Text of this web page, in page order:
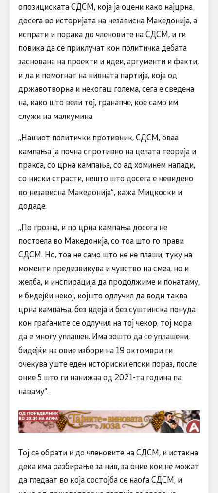
опозициската СДСМ, која ја оцени како најцрна
досега во историјата на независна Македонија, а
испрати и порака до членовите на СДСМ, и ги
повика да се приклучат кон политичка дебата
заснована на проекти и идеи, аргументи и факти,
и да и помогнат на нивната партија, која од
државотворна и некогаш голема, сега е сведена
на, како што вели тој, гранапче, кое само им
служи на малкумина.
,,Нашиот политички противник, СДСМ, оваа
кампања ја почна спротивно на целата теорија и
пракса, со црна кампања, со ад хоминем напади,
со ниски страсти, нешто што досега е невидено
во независна Македонија“, кажа Мицкоски и
додаде:
,,По грозна, и по црна кампања досега не
постоела во Македонија, со тоа што го прави
СДСМ. Но, тоа не само што не не плаши, туку на
моменти предизвикува и чувство на смеа, но и
желба, и инспирација да продолжиме и понатаму,
и бидејќи некој, којшто одлучил да води таква
црна кампања, без идеја и без суштинска понуда
кон граѓаните се одлучил на тој чекор, тој мора
да е многу уплашен. Има зошто да се уплашени,
бидејќи на овие избори на 19 октомври ги
очекува уште еден историски епски пораз, после
оние 5 што ги нанижаа од 2021-та година па
наваму“.
Тој се обрати и до членовите на СДСМ, и истакна
дека има разбирање за нив, за оние кои не можат
да гледаат во која состојба се наоѓа СДСМ, и